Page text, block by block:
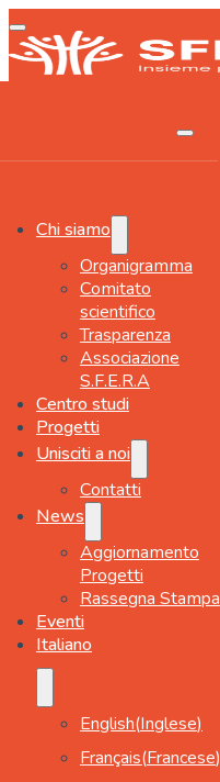
Chi siamo
Organigramma
Comitato
scientifico
Trasparenza
Associazione
S.F.E.R.A
Centro studi
Progetti
Unisciti a noi
Contatti
News
Aggiornamento
Progetti
Rassegna Stampa
Eventi
Italiano
English(Inglese)
Français(Francese)